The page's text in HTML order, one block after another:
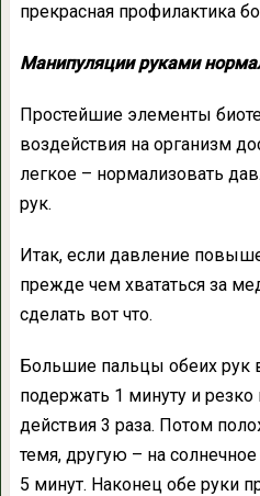
прекрасная профилактика
Манипуляции руками
Простейшие элементы
воздействия на организм
легкое – нормализовать
рук.
Итак, если давление
прежде чем хвататься за
сделать вот что.
Большие пальцы обеих рук
подержать 1 минуту и
действия 3 раза. Потом
темя, другую – на
5 минут. Наконец обе руки